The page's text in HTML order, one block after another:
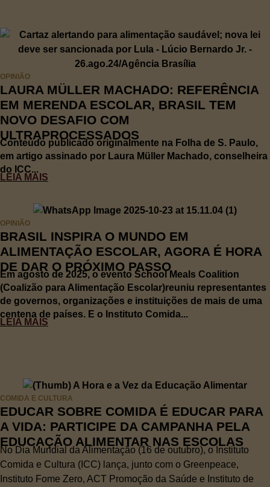
OPINIÃO
LAURA MÜLLER MACHADO: REFERÊNCIA
EM MERENDA ESCOLAR, BRASIL TEM
NOVO DESAFIO COM
ULTRAPROCESSADOS
Conteúdo publicado originalmente na Folha de S. Paulo,
em artigo assinado por Laura Müller Machado, conselheira
do ICC...
LEIA MAIS
OPINIÃO
BRASIL INSPIRA O MUNDO EM
ALIMENTAÇÃO ESCOLAR, AGORA É HORA
DE DAR O PRÓXIMO PASSO
Em agosto de 2025, o evento School Meals Coalition
(Coalizão para Alimentação Escolar)reuniu representantes
de governos, organizações e instituições de mais de uma
centena de países. E o Instituto Comida...
LEIA MAIS
COMIDA E CULTURA
EDUCAR SOBRE COMIDA É EDUCAR PARA
A VIDA: PARTICIPE DA CAMPANHA PELA
EDUCAÇÃO ALIMENTAR NAS ESCOLAS
No Dia Mundial da Alimentação (16 de outubro), o Instituto
Comida e Cultura (ICC) lança, junto com o Greenpeace,
Instituto Fome Zero, ACT Promoção da Saúde e Instituto de